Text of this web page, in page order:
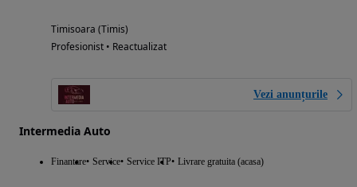
Timisoara (Timis)
Profesionist • Reactualizat
Vezi anunțurile
Intermedia Auto
Finantare Service Service ITP Livrare gratuita (acasa)